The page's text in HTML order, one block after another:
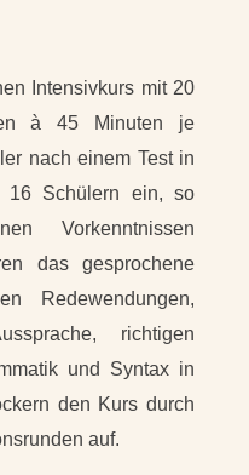
Intensivkurs mit 20
à 45 Minuten je
nach einem Test in
16 Schülern ein, so
Vorkenntnissen
das gesprochene
Redewendungen,
richtigen
und Syntax in
den Kurs durch
auf.